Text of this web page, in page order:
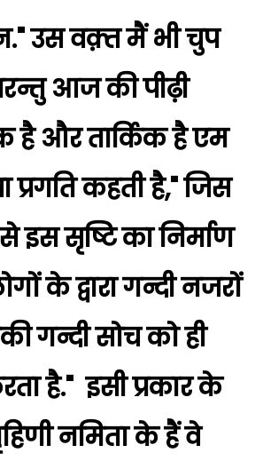
उस वक़्त मैं भी चुप
आज की पीढ़ी
है और तार्किक है एम
प्रगति कहती है," जिस
इस सृष्टि का निर्माण
के द्वारा गन्दी नजरों
गन्दी सोच को ही
है." इसी प्रकार के
नमिता के हैं वे